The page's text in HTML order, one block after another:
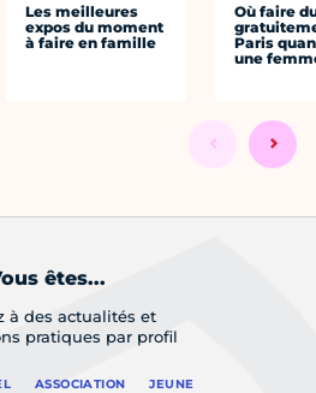
Les meilleures
expos du moment
à faire en famille
Où faire
Paris
une
êtes...
à des actualités et
pratiques par profil
ASSOCIATION JEUNE